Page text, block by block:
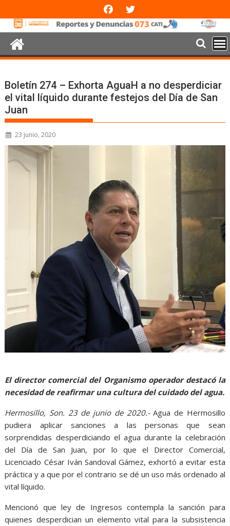
Boletín 274 – Exhorta AguaH a no desperdiciar
el vital líquido durante festejos del Día de San
Juan
23 junio, 2020
El director comercial del Organismo operador destacó la
necesidad de reafirmar una cultura del cuidado del agua.
Hermosillo, Son. 23 de junio de 2020.-Agua de Hermosillo
pudiera aplicar sanciones a las personas que sean
sorprendidas desperdiciando el agua durante la celebración
del Día de San Juan, por lo que el Director Comercial,
Licenciado César Iván Sandoval Gámez, exhortó a evitar esta
práctica y a que por el contrario se dé un uso más ordenado al
vital líquido.
Mencionó que ley de Ingresos contempla la sanción para
quienes desperdician un elemento vital para la subsistencia